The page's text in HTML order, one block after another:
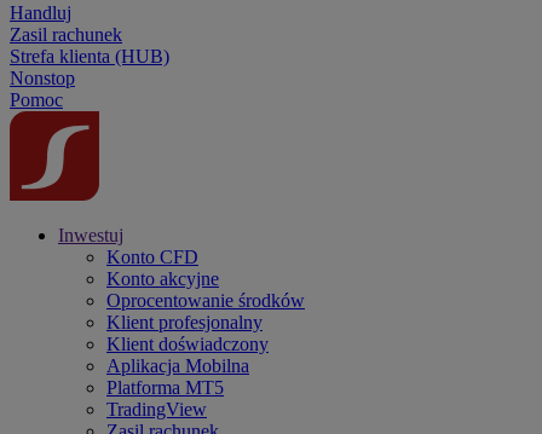
Handluj
Zasil rachunek
Strefa klienta (HUB)
Nonstop
Pomoc
Inwestuj
Konto CFD
Konto akcyjne
Oprocentowanie środków
Klient profesjonalny
Klient doświadczony
Aplikacja Mobilna
Platforma MT5
TradingView